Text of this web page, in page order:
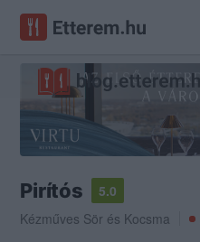
Pirítós
5.0
Kézműves Sör és Kocsma